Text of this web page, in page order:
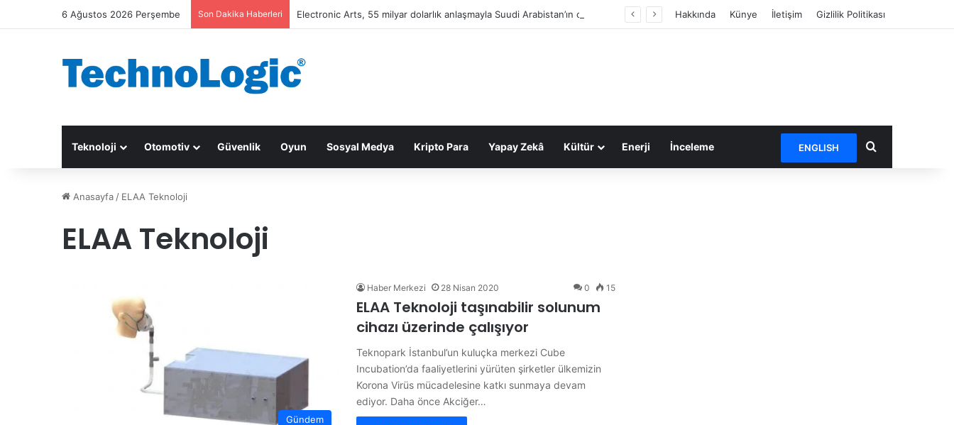
6 Ağustos 2026 Perşembe Son Dakika Haberleri Electronic Arts, 55 milyar dolarlık anlaşmayla Suudi Arabistan’ın oldu Hakkında Künye İletişim Gizlilik Politikası
Teknoloji Otomotiv Güvenlik Oyun Sosyal Medya Kripto Para Yapay Zekâ Kültür Enerji İnceleme ENGLISH Arama yap ...
Anasayfa / ELAA Teknoloji
ELAA Teknoloji
Gündem
Haber Merkezi 28 Nisan 2020 0 15
ELAA Teknoloji taşınabilir solunum
cihazı üzerinde çalışıyor
Teknopark İstanbul’un kuluçka merkezi Cube
Incubation’da faaliyetlerini yürüten şirketler ülkemizin
Korona Virüs mücadelesine katkı sunmaya devam
ediyor. Daha önce Akciğer…